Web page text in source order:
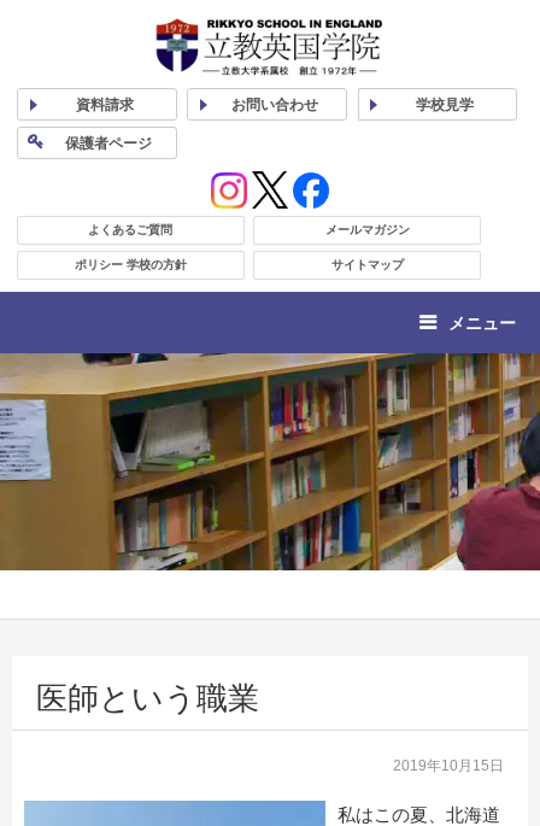
資料請求 お問い合わせ 学校見学
保護者ページ
よくあるご質問 メールマガジン
ポリシー 学校の方針 サイトマップ
メニュー
医師という職業
2019年10月15日
私はこの夏、北海道